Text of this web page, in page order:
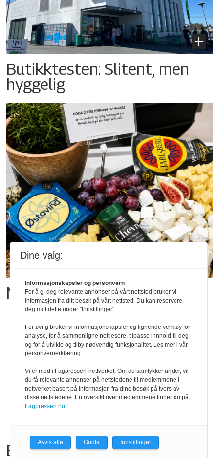
Butikktesten: Slitent, men
hyggelig
Matgledefinalistene er klare
Bama tilbakekaller
Dine valg:
Informasjonskapsler og personvern
For å gi deg relevante annonser på vårt nettsted bruker vi
informasjon fra ditt besøk på vårt nettsted. Du kan reservere
deg mot dette under "Innstillinger".
For øvrig bruker vi informasjonskapsler og lignende verktøy for
analyse, for å sammenligne nettlesere, tilpasse innhold til deg
og for å utvikle og tilby nødvendig funksjonalitet. Les mer i vår
personvernerklæring.
Vi er med i Fagpressen-nettverket. Om du samtykker under, vil
du få relevante annonser på nettstedene til medlemmene i
nettverket basert på informasjon fra dine besøk på tvers av
disse nettstedene. En oversikt over medlemmene finner du på
Fagpressen.no.
Avvis alle Godta Innstillinger